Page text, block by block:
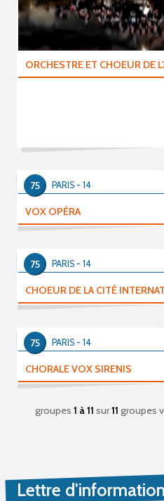
ORCHESTRE ET CHOEUR DE
VOX OPÉRA
PARIS - 14
75
CHOEUR DE LA CITÉ
PARIS - 14
75
CHORALE VOX SIRENIS
PARIS - 14
75
groupes 1 à 11 sur11 groupes
Lettre d'information